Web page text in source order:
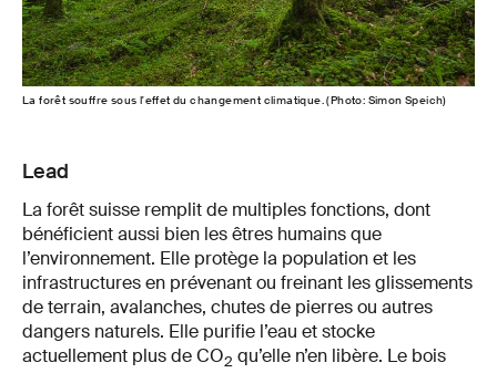
La forêt souffre sous l'effet du changement climatique. (Photo: Simon Speich)
Lead
La forêt suisse remplit de multiples fonctions, dont
bénéficient aussi bien les êtres humains que
l’environnement. Elle protège la population et les
infrastructures en prévenant ou freinant les glissements
de terrain, avalanches, chutes de pierres ou autres
dangers naturels. Elle purifie l’eau et stocke
actuellement plus de CO2 qu’elle n’en libère. Le bois